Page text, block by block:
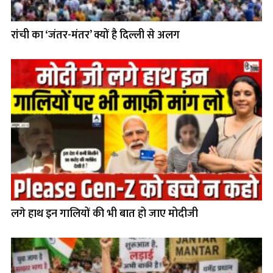
रांची का ‘जंतर-मंतर’ क्यों है दिल्ली से अलग
लगे हाथ इन गालियों की भी बात हो जाए मोदीजी